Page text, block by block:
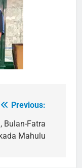
Previous:
Bulan-Fatra
Mahulu